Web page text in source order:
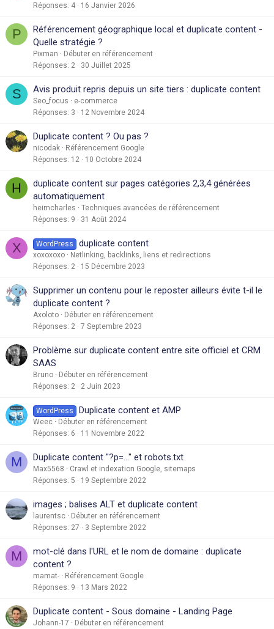
Réponses 4 16 Janvier 2026
P
Référencement géographique local et duplicate content -
Quelle stratégie ?
Pixman
Débuter en référencement
Réponses 2 30 Juillet 2025
S Avis produit repris depuis un site tiers : duplicate content
Seo_focus
e-commerce
Réponses 3 12 Novembre 2024
Duplicate content ? Ou pas ?
nicodak
Référencement Google
Réponses 12 10 Octobre 2024
H
duplicate content sur pages catégories 2,3,4 générées
automatiquement
heimcharles
Techniques avancées de référencement
Réponses 9 31 Août 2024
X WordPress duplicate content
xoxoxoxo
Netlinking, backlinks, liens et redirections
Réponses 2 15 Décembre 2023
Supprimer un contenu pour le reposter ailleurs évite t-il le
duplicate content ?
Axoloto
Débuter en référencement
Réponses 2 7 Septembre 2023
Problème sur duplicate content entre site officiel et CRM
SAAS
Bruno
Débuter en référencement
Réponses 2 2 Juin 2023
WordPress Duplicate content et AMP
Weec
Débuter en référencement
Réponses 6 11 Novembre 2022
M Duplicate content "?p=..." et robots.txt
Max5568
Crawl et indexation Google, sitemaps
Réponses 5 19 Septembre 2022
images ; balises ALT et duplicate content
laurentsc
Débuter en référencement
Réponses 27 3 Septembre 2022
M
mot-clé dans l'URL et le nom de domaine : duplicate
content ?
mamat-
Référencement Google
Réponses 9 13 Mars 2022
Duplicate content - Sous domaine - Landing Page
Johann-17
Débuter en référencement